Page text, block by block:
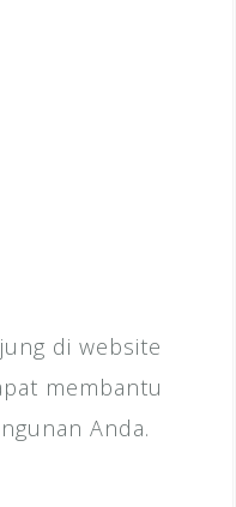
di website
membantu
Anda.